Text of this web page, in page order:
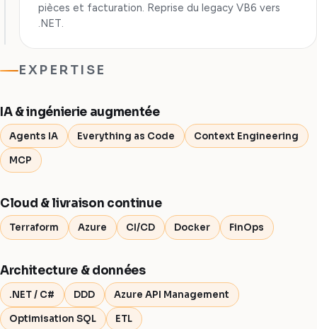
pièces et facturation. Reprise du legacy VB6 vers
.NET.
EXPERTISE
IA & ingénierie augmentée
Agents IA Everything as Code Context Engineering
MCP
Cloud & livraison continue
Terraform Azure CI/CD Docker FinOps
Architecture & données
.NET / C# DDD Azure API Management
Optimisation SQL ETL